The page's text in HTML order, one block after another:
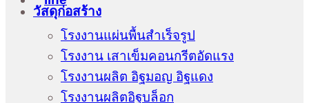
วัสดุก่อสร้าง
โรงงานแผ่นพื้นสำเร็จรูป
โรงงาน เสาเข็มคอนกรีตอัดแรง
โรงงานผลิต อิฐมอญ อิฐแดง
โรงงานผลิตอิฐบล็อก